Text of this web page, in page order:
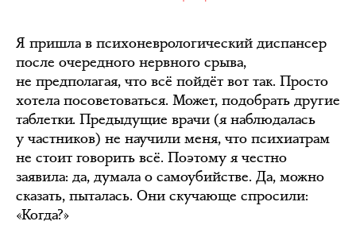
Я пришла в психоневрологический диспансер
после очередного нервного срыва,
не предполагая, что всё пойдёт вот так. Просто
хотела посоветоваться. Может, подобрать другие
таблетки. Предыдущие врачи (я наблюдалась
у частников) не научили меня, что психиатрам
не стоит говорить всё. Поэтому я честно
заявила: да, думала о самоубийстве. Да, можно
сказать, пыталась. Они скучающе спросили:
«Когда?»